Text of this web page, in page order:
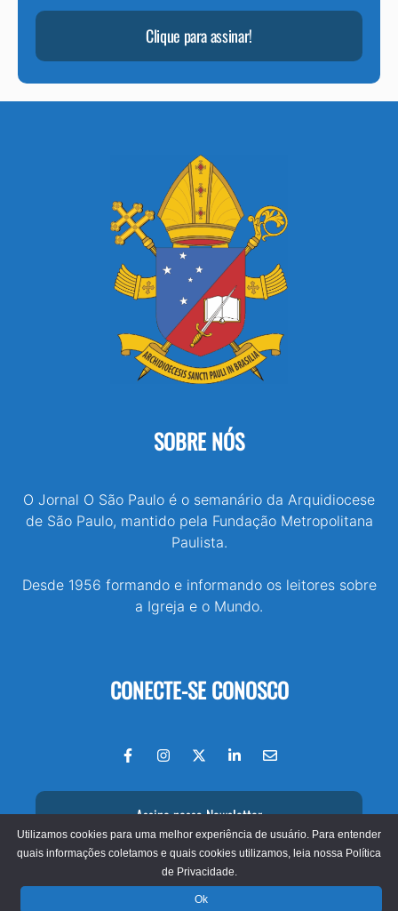
Clique para assinar!
SOBRE NÓS
O Jornal O São Paulo é o semanário da Arquidiocese
de São Paulo, mantido pela Fundação Metropolitana
Paulista.
Desde 1956 formando e informando os leitores sobre
a Igreja e o Mundo.
CONECTE-SE CONOSCO
Assine nossa Newsletter
© 2026 - Jornal O São Paulo
Fundação Metropolitana Paulista
Ok
Utilizamos cookies para uma melhor experiência de usuário. Para entender
quais informações coletamos e quais cookies utilizamos, leia nossa Política
de Privacidade.